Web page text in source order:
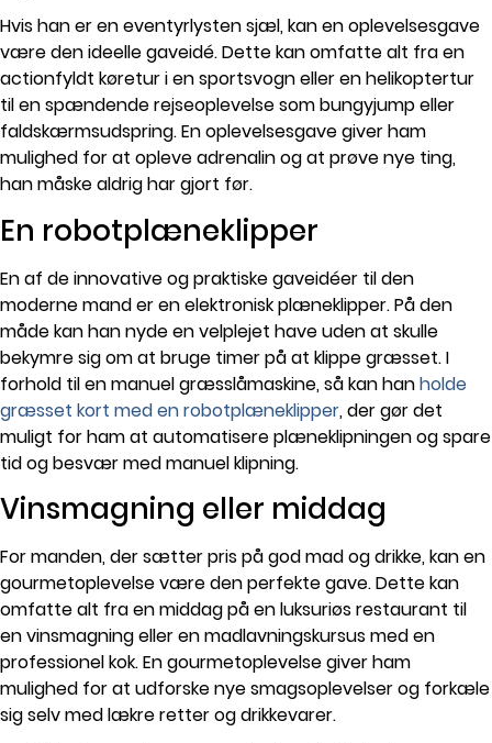
Hvis han er en eventyrlysten sjæl, kan en oplevelsesgave
være den ideelle gaveidé. Dette kan omfatte alt fra en
actionfyldt køretur i en sportsvogn eller en helikoptertur
til en spændende rejseoplevelse som bungyjump eller
faldskærmsudspring. En oplevelsesgave giver ham
mulighed for at opleve adrenalin og at prøve nye ting,
han måske aldrig har gjort før.
En robotplæneklipper
En af de innovative og praktiske gaveidéer til den
moderne mand er en elektronisk plæneklipper. På den
måde kan han nyde en velplejet have uden at skulle
bekymre sig om at bruge timer på at klippe græsset. I
forhold til en manuel græsslåmaskine, så kan hanholde
græsset kort med en robotplæneklipper, der gør det
muligt for ham at automatisere plæneklipningen og spare
tid og besvær med manuel klipning.
Vinsmagning eller middag
For manden, der sætter pris på god mad og drikke, kan en
gourmetoplevelse være den perfekte gave. Dette kan
omfatte alt fra en middag på en luksuriøs restaurant til
en vinsmagning eller en madlavningskursus med en
professionel kok. En gourmetoplevelse giver ham
mulighed for at udforske nye smagsoplevelser og forkæle
sig selv med lækre retter og drikkevarer.